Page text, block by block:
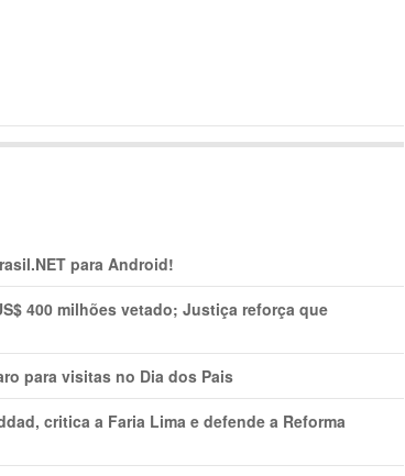
para Android!
400 milhões vetado; Justiça reforça que
para visitas no Dia dos Pais
critica a Faria Lima e defende a Reforma